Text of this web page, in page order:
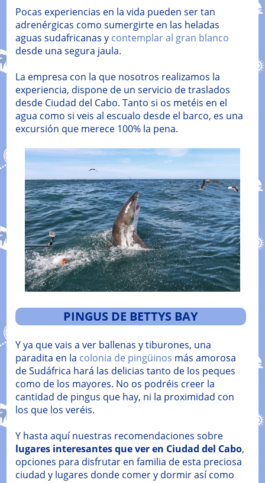
Pocas experiencias en la vida pueden ser tan
adrenérgicas como sumergirte en las heladas
aguas sudafricanas y contemplar al gran blanco
desde una segura jaula.
La empresa con la que nosotros realizamos la
experiencia, dispone de un servicio de traslados
desde Ciudad del Cabo. Tanto si os metéis en el
agua como si veis al escualo desde el barco, es una
excursión que merece 100% la pena.
PINGUS DE BETTYS BAY
Y ya que vais a ver ballenas y tiburones, una
paradita en la colonia de pingüinos más amorosa
de Sudáfrica hará las delicias tanto de los peques
como de los mayores. No os podréis creer la
cantidad de pingus que hay, ni la proximidad con
los que los veréis.
Y hasta aquí nuestras recomendaciones sobre
lugares interesantes que ver en Ciudad del Cabo,
opciones para disfrutar en familia de esta preciosa
ciudad y lugares donde comer y dormir así como